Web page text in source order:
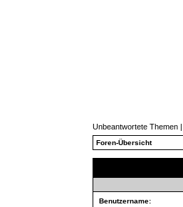
Unbeantwortete Themen |
Foren-Übersicht
Benutzername: